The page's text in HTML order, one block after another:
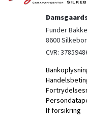
Funder
8600
CVR:
If forsikring